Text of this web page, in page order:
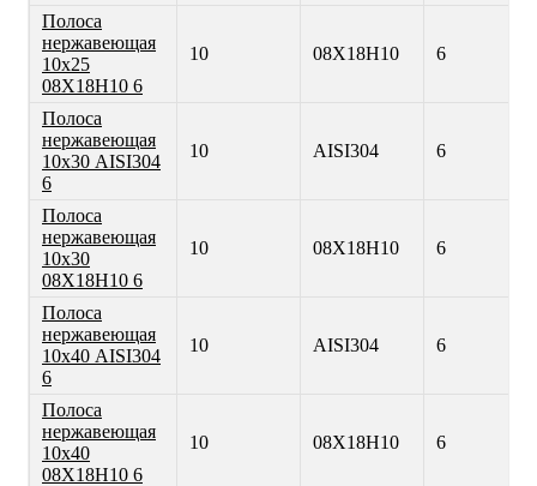
Полоса
нержавеющая
10х25
08Х18Н10 6
10 08Х18Н10 6
Полоса
нержавеющая
10х30 AISI304
6
10 AISI304 6
Полоса
нержавеющая
10х30
08Х18Н10 6
10 08Х18Н10 6
Полоса
нержавеющая
10х40 AISI304
6
10 AISI304 6
Полоса
нержавеющая
10х40
08Х18Н10 6
10 08Х18Н10 6